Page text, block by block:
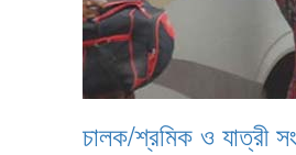
চালক/শ্রমিক ও যাত্রী